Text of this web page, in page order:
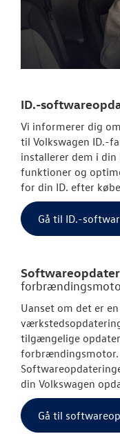
ID.-
Vi informerer dig
til Volkswagen ID.-
installerer dem i
funktioner og
for din ID. efter
Gå til ID.-
Uanset om det er
tilgængelige
forbrændingsmotor.
din Volkswagen
Gå til